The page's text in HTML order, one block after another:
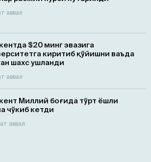
аввал
$20 минг эвазига
киритиб қўйишни ваъда
шахс ушланди
аввал
Миллий боғида тўрт ёшли
чўкиб кетди
аввал